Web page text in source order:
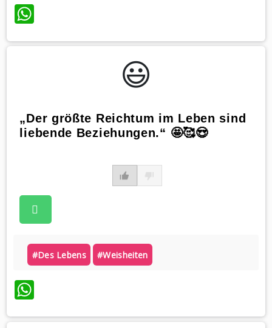
WhatsApp
😃️
„Der größte Reichtum im Leben sind
liebende Beziehungen.“ 🤩🥰😍
#des Lebens #weisheiten
WhatsApp